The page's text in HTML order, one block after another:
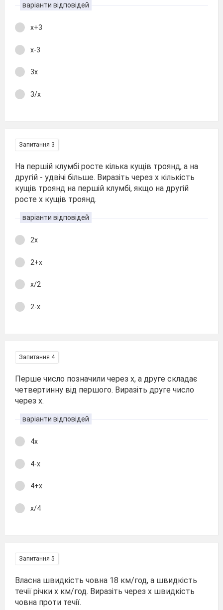
варіанти відповідей
х+3
х-3
3х
3/х
Запитання 3
На першій клумбі росте кілька кущів троянд, а на
другій - удвічі більше. Виразіть через х кількість
кущів троянд на першій клумбі, якщо на другій
росте х кущів троянд.
варіанти відповідей
2х
2+х
х/2
2-х
Запитання 4
Перше число позначили через х, а друге складає
четвертинну від першого. Виразіть друге число
через х.
варіанти відповідей
4х
4-х
4+х
х/4
Запитання 5
Власна швидкість човна 18 км/год, а швидкість
течії річки х км/год. Виразіть через х швидкість
човна проти течії.